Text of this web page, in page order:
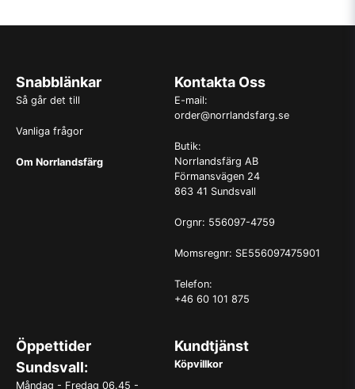
Snabblänkar
Så går det till
Vanliga frågor
Om Norrlandsfärg
Kontakta Oss
E-mail:
order@norrlandsfarg.se
Butik:
Norrlandsfärg AB
Förmansvägen 24
863 41 Sundsvall
Orgnr: 556097-4759
Momsregnr: SE556097475901
Telefon:
+46 60 101 875
Öppettider
Sundsvall:
Måndag - Fredag 06.45 -
Kundtjänst
Köpvillkor